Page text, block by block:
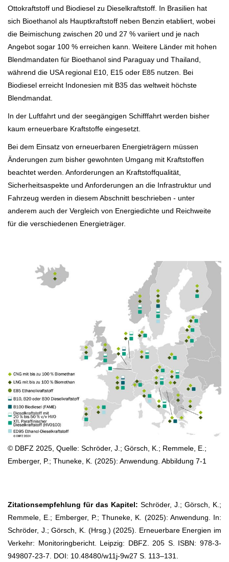
Ottokraftstoff und Biodiesel zu Dieselkraftstoff. In Brasilien hat
sich Bioethanol als Hauptkraftstoff neben Benzin etabliert, wobei
die Beimischung zwischen 20 und 27 % variiert und je nach
Angebot sogar 100 % erreichen kann. Weitere Länder mit hohen
Blendmandaten für Bioethanol sind Paraguay und Thailand,
während die USA regional E10, E15 oder E85 nutzen. Bei
Biodiesel erreicht Indonesien mit B35 das weltweit höchste
Blendmandat.
In der Luftfahrt und der seegängigen Schifffahrt werden bisher
kaum erneuerbare Kraftstoffe eingesetzt.
Bei dem Einsatz von erneuerbaren Energieträgern müssen
Änderungen zum bisher gewohnten Umgang mit Kraftstoffen
beachtet werden. Anforderungen an Kraftstoffqualität,
Sicherheitsaspekte und Anforderungen an die Infrastruktur und
Fahrzeug werden in diesem Abschnitt beschrieben - unter
anderem auch der Vergleich von Energiedichte und Reichweite
für die verschiedenen Energieträger.
© DBFZ 2025, Quelle: Schröder, J.; Görsch, K.; Remmele, E.;
Emberger, P.; Thuneke, K. (2025): Anwendung. Abbildung 7-1
Zitationsempfehlung für das Kapitel: Schröder, J.; Görsch, K.;
Remmele, E.; Emberger, P.; Thuneke, K. (2025): Anwendung. In:
Schröder, J.; Görsch, K. (Hrsg.) (2025). Erneuerbare Energien im
Verkehr: Monitoringbericht. Leipzig: DBFZ. 205 S. ISBN: 978-3-
949807-23-7. DOI: 10.48480/w11j-9w27 S. 113–131.